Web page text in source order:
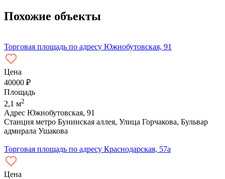
Похожие объекты
Торговая площадь по адресу Южнобутовская, 91
Цена
40000 ₽
Площадь
2,1 м2
Адрес Южнобутовская, 91
Станция метро Бунинская аллея, Улица Горчакова, Бульвар
адмирала Ушакова
Торговая площадь по адресу Краснодарская, 57а
Цена